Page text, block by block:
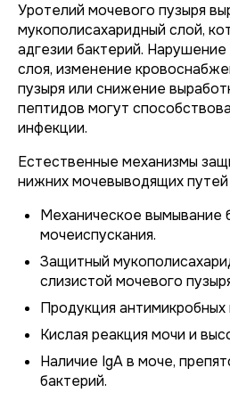
Уротелий мочевого пузыря
мукополисахаридный слой,
адгезии бактерий.
слоя, изменение
пузыря или снижение
пептидов могут
инфекции.
Естественные механизмы
нижних мочевыводящих
Механическое вымывание
мочеиспускания.
Защитный
слизистой мочевого
Продукция
Кислая реакция мочи и
Наличие IgA в моче,
бактерий.